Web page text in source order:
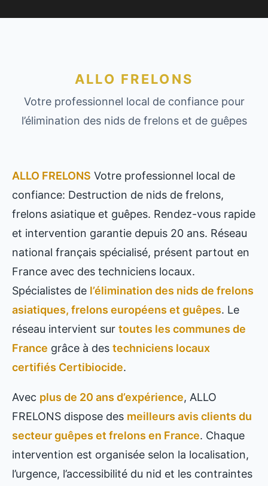
ALLO FRELONS
Votre professionnel local de confiance pour
l’élimination des nids de frelons et de guêpes
ALLO FRELONS Votre professionnel local de
confiance: Destruction de nids de frelons,
frelons asiatique et guêpes. Rendez-vous rapide
et intervention garantie depuis 20 ans. Réseau
national français spécialisé, présent partout en
France avec des techniciens locaux.
Spécialistes de l’élimination des nids de frelons
asiatiques, frelons européens et guêpes. Le
réseau intervient sur toutes les communes de
France grâce à des techniciens locaux
certifiés Certibiocide.
Avec plus de 20 ans d’expérience, ALLO
FRELONS dispose des meilleurs avis clients du
secteur guêpes et frelons en France. Chaque
intervention est organisée selon la localisation,
l’urgence, l’accessibilité du nid et les contraintes